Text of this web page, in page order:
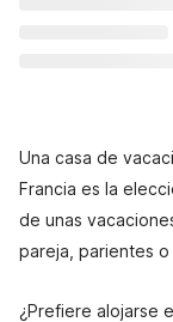
Una casa de
Francia es la
de unas
pareja, parientes o
¿Prefiere alojarse